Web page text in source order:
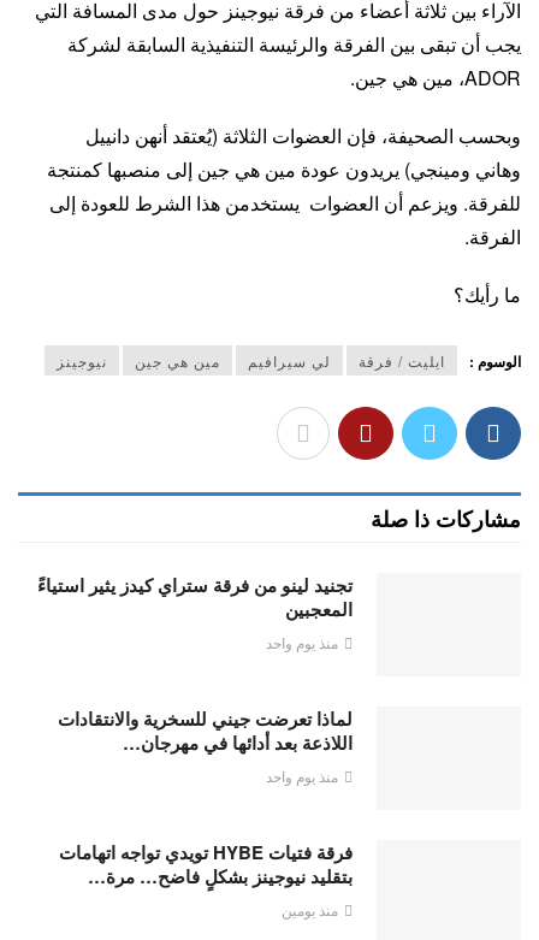
الآراء بين ثلاثة أعضاء من فرقة نيوجينز حول مدى المسافة التي
يجب أن تبقى بين الفرقة والرئيسة التنفيذية السابقة لشركة
ADOR، مين هي جين.
وبحسب الصحيفة، فإن العضوات الثلاثة (يُعتقد أنهن دانييل
وهاني ومينجي) يريدون عودة مين هي جين إلى منصبها كمنتجة
للفرقة. ويزعم أن العضوات يستخدمن هذا الشرط للعودة إلى
الفرقة.
ما رأيك؟
الوسوم : ايليت / فرقة لي سيرافيم مين هي جين نيوجينز
مشاركات ذا صلة
تجنيد لينو من فرقة ستراي كيدز يثير استياءً
المعجبين
منذ يوم واحد
لماذا تعرضت جيني للسخرية والانتقادات
اللاذعة بعد أدائها في مهرجان…
منذ يوم واحد
فرقة فتيات HYBE تويدي تواجه اتهامات
بتقليد نيوجينز بشكلٍ فاضح… مرة…
منذ يومين